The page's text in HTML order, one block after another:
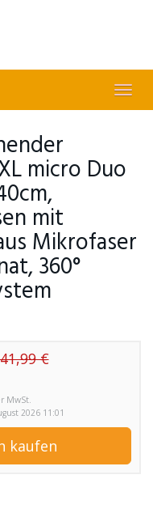
micro Duo
mit
Mikrofaser
360°
41,99 €
MwSt.
2026 11:01
kaufen